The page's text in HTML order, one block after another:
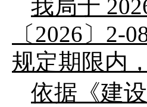
我局于 202
〔2026〕 2-
规定期限内，
依据 《建